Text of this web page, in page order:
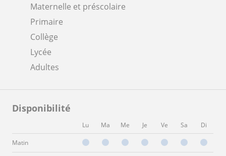
Maternelle et préscolaire
Primaire
Collège
Lycée
Adultes
Disponibilité
Lu Ma Me Je Ve Sa Di
Matin